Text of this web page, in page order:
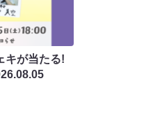
キが当たる!